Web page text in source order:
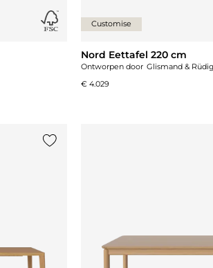
Customise
Nord Eettafel 220 cm
Ontworpen door Glismand &
€ 4.029